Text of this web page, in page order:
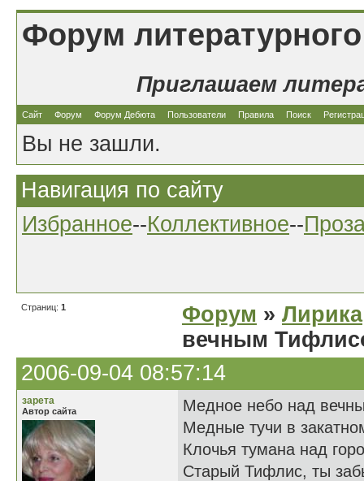
Форум
Приглашаем
Сайт Форум Форум Дебюта Пользователи Правила Поиск
Вы не зашли.
Навигация по сайту
Избранное--Коллективное--
Страниц: 1 Форум » Лирика
вечным
2006-09-04 08:57:14
зарета
Автор сайта
Медное небо над
Медные тучи в
Клочья тумана над
Старый Тифлис, ты